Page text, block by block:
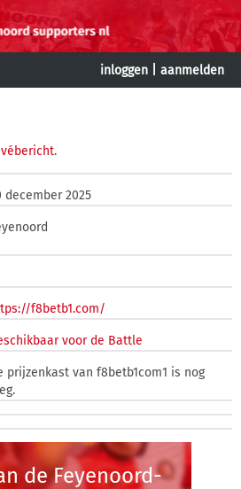
inloggen aanmelden
.
december 2025
f8betb1.com/
voor de Battle
prijzenkast van f8betb1com1 is nog
de Feyenoord-